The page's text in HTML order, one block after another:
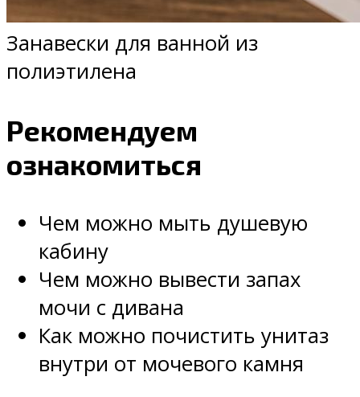
Занавески для ванной из
полиэтилена
Рекомендуем
ознакомиться
Чем можно мыть душевую
кабину
Чем можно вывести запах
мочи с дивана
Как можно почистить унитаз
внутри от мочевого камня